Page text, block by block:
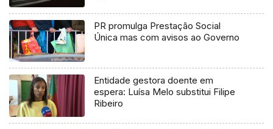
PR promulga Prestação Social
Única mas com avisos ao Governo
Entidade gestora doente em
espera: Luísa Melo substitui Filipe
Ribeiro